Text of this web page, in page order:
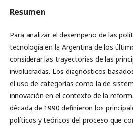
Resumen
Para analizar el desempeño de las
tecnología en la Argentina de los
considerar las trayectorias de las
involucradas. Los diagnósticos
el uso de categorías como la de
innovación en el contexto de la
década de 1990 definieron los
políticos y teóricos del proceso que